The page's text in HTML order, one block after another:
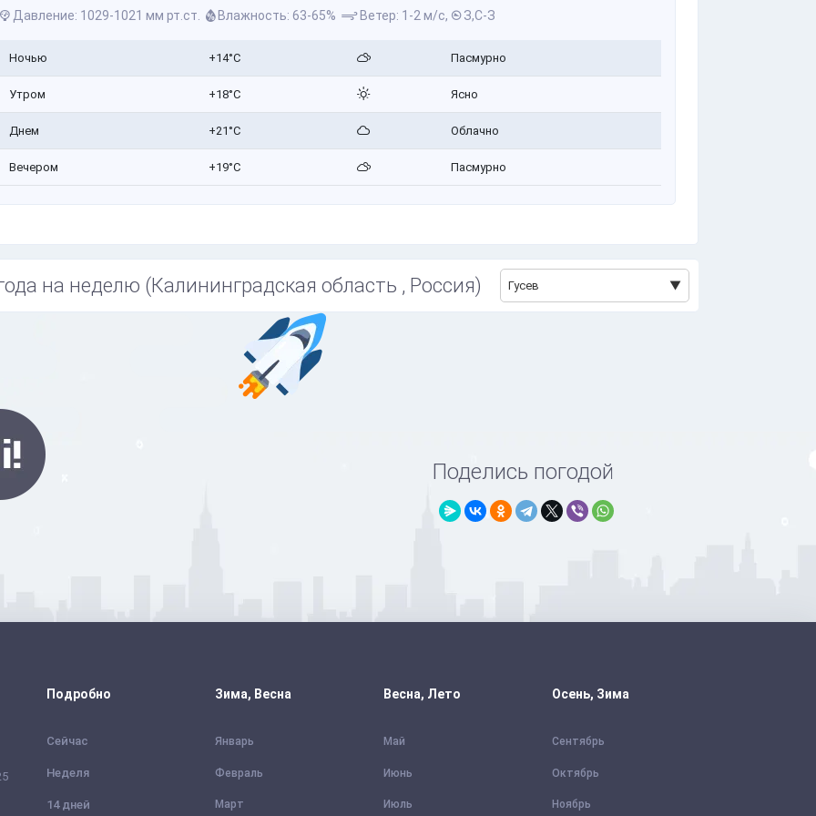
Давление: 1029-1021 мм рт.ст. Влажность: 63-65% Ветер: 1-2 м/с, З,С-З
Ночью +14°C Пасмурно
Утром +18°C Ясно
Днем +21°C Облачно
Вечером +19°C Пасмурно
на неделю (Калининградская область , Россия) Гусев
Поделись погодой
Подробно
Сейчас
Неделя
14 дней
Зима, Весна
Январь
Февраль
Март
Весна, Лето
Май
Июнь
Июль
Осень, Зима
Сентябрь
Октябрь
Ноябрь